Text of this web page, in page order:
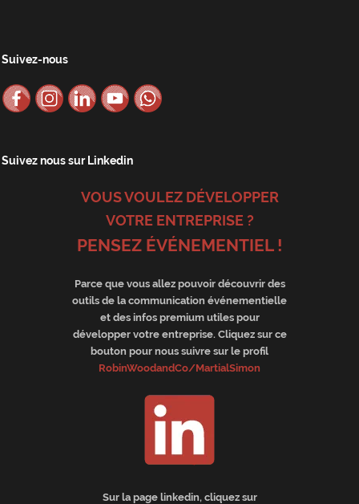
Suivez-nous
Suivez nous sur Linkedin
VOUS VOULEZ DÉVELOPPER
VOTRE ENTREPRISE ?
PENSEZ ÉVÉNEMENTIEL !
Parce que vous allez pouvoir découvrir des
outils de la communication événementielle
et des infos premium utiles pour
développer votre entreprise. Cliquez sur ce
bouton pour nous suivre sur le profil
RobinWoodandCo/MartialSimon
Sur la page linkedin, cliquez sur